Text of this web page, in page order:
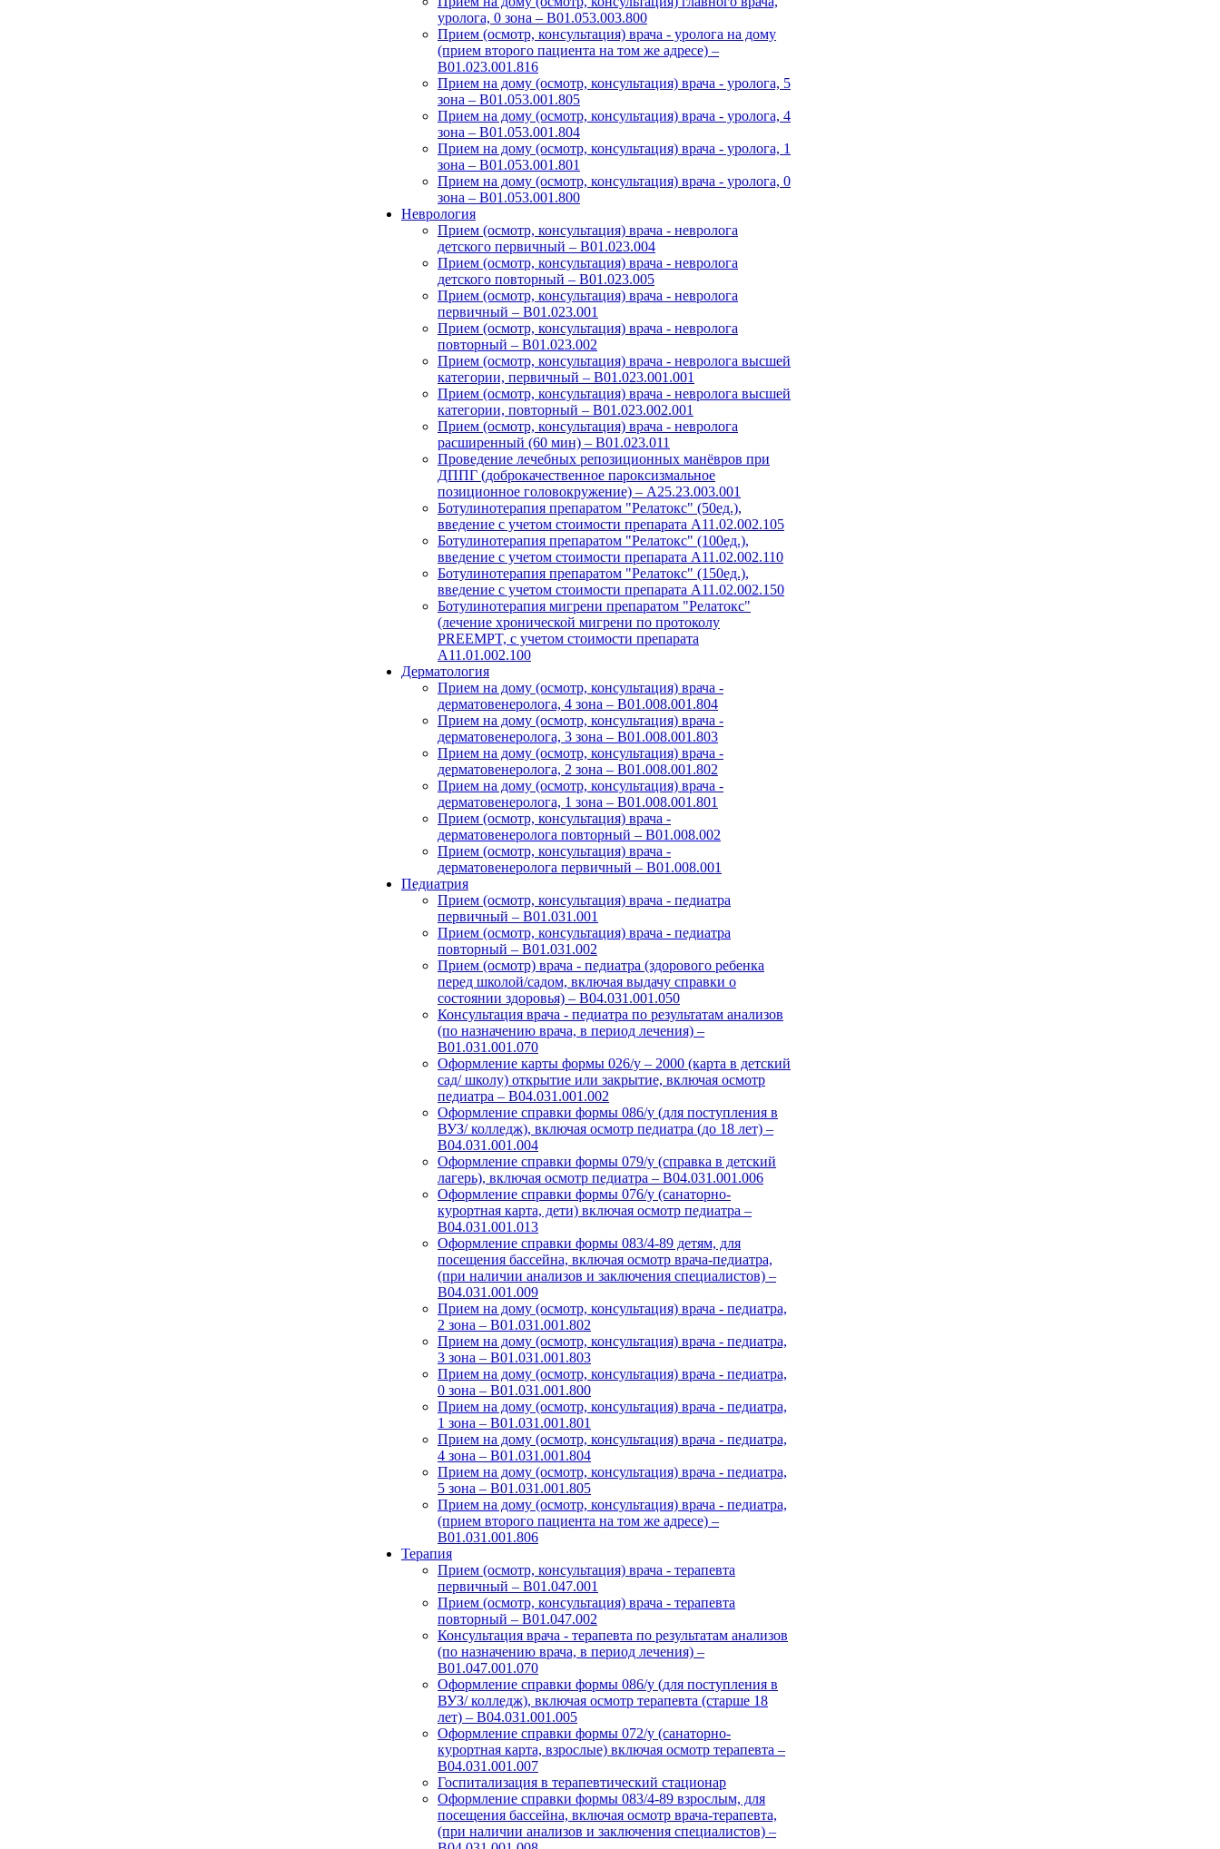
уролога, 0 зона – B01.053.003.800
Прием (осмотр, консультация) врача - уролога на дому
(прием второго пациента на том же адресе) –
B01.023.001.816
Прием на дому (осмотр, консультация) врача - уролога, 5
зона – B01.053.001.805
Прием на дому (осмотр, консультация) врача - уролога, 4
зона – B01.053.001.804
Прием на дому (осмотр, консультация) врача - уролога, 1
зона – B01.053.001.801
Прием на дому (осмотр, консультация) врача - уролога, 0
зона – B01.053.001.800
Неврология
Прием (осмотр, консультация) врача - невролога
детского первичный – B01.023.004
Прием (осмотр, консультация) врача - невролога
детского повторный – B01.023.005
Прием (осмотр, консультация) врача - невролога
первичный – B01.023.001
Прием (осмотр, консультация) врача - невролога
повторный – B01.023.002
Прием (осмотр, консультация) врача - невролога высшей
категории, первичный – B01.023.001.001
Прием (осмотр, консультация) врача - невролога высшей
категории, повторный – B01.023.002.001
Прием (осмотр, консультация) врача - невролога
расширенный (60 мин) – B01.023.011
Проведение лечебных репозиционных манёвров при
ДППГ (доброкачественное пароксизмальное
позиционное головокружение) – A25.23.003.001
Ботулинотерапия препаратом "Релатокс" (50ед.),
введение с учетом стоимости препарата А11.02.002.105
Ботулинотерапия препаратом "Релатокс" (100ед.),
введение с учетом стоимости препарата А11.02.002.110
Ботулинотерапия препаратом "Релатокс" (150ед.),
введение с учетом стоимости препарата А11.02.002.150
Ботулинотерапия мигрени препаратом "Релатокс"
(лечение хронической мигрени по протоколу
PREEMPT, с учетом стоимости препарата
А11.01.002.100
Дерматология
Прием на дому (осмотр, консультация) врача -
дерматовенеролога, 4 зона – B01.008.001.804
Прием на дому (осмотр, консультация) врача -
дерматовенеролога, 3 зона – B01.008.001.803
Прием на дому (осмотр, консультация) врача -
дерматовенеролога, 2 зона – B01.008.001.802
Прием на дому (осмотр, консультация) врача -
дерматовенеролога, 1 зона – B01.008.001.801
Прием (осмотр, консультация) врача -
дерматовенеролога повторный – B01.008.002
Прием (осмотр, консультация) врача -
дерматовенеролога первичный – B01.008.001
Педиатрия
Прием (осмотр, консультация) врача - педиатра
первичный – B01.031.001
Прием (осмотр, консультация) врача - педиатра
повторный – B01.031.002
Прием (осмотр) врача - педиатра (здорового ребенка
перед школой/садом, включая выдачу справки о
состоянии здоровья) – B04.031.001.050
Консультация врача - педиатра по результатам анализов
(по назначению врача, в период лечения) –
B01.031.001.070
Оформление карты формы 026/у – 2000 (карта в детский
сад/ школу) открытие или закрытие, включая осмотр
педиатра – B04.031.001.002
Оформление справки формы 086/у (для поступления в
ВУЗ/ колледж), включая осмотр педиатра (до 18 лет) –
B04.031.001.004
Оформление справки формы 079/у (справка в детский
лагерь), включая осмотр педиатра – B04.031.001.006
Оформление справки формы 076/у (санаторно-
курортная карта, дети) включая осмотр педиатра –
B04.031.001.013
Оформление справки формы 083/4-89 детям, для
посещения бассейна, включая осмотр врача-педиатра,
(при наличии анализов и заключения специалистов) –
B04.031.001.009
Прием на дому (осмотр, консультация) врача - педиатра,
2 зона – B01.031.001.802
Прием на дому (осмотр, консультация) врача - педиатра,
3 зона – B01.031.001.803
Прием на дому (осмотр, консультация) врача - педиатра,
0 зона – B01.031.001.800
Прием на дому (осмотр, консультация) врача - педиатра,
1 зона – B01.031.001.801
Прием на дому (осмотр, консультация) врача - педиатра,
4 зона – B01.031.001.804
Прием на дому (осмотр, консультация) врача - педиатра,
5 зона – B01.031.001.805
Прием на дому (осмотр, консультация) врача - педиатра,
(прием второго пациента на том же адресе) –
B01.031.001.806
Терапия
Прием (осмотр, консультация) врача - терапевта
первичный – B01.047.001
Прием (осмотр, консультация) врача - терапевта
повторный – В01.047.002
Консультация врача - терапевта по результатам анализов
(по назначению врача, в период лечения) –
B01.047.001.070
Оформление справки формы 086/у (для поступления в
ВУЗ/ колледж), включая осмотр терапевта (старше 18
лет) – B04.031.001.005
Оформление справки формы 072/у (санаторно-
курортная карта, взрослые) включая осмотр терапевта –
B04.031.001.007
Госпитализация в терапевтический стационар
Оформление справки формы 083/4-89 взрослым, для
посещения бассейна, включая осмотр врача-терапевта,
(при наличии анализов и заключения специалистов) –